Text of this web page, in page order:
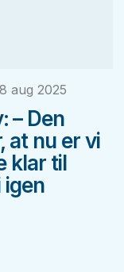
aug 2025
– Den
at nu er vi
klar til
igen